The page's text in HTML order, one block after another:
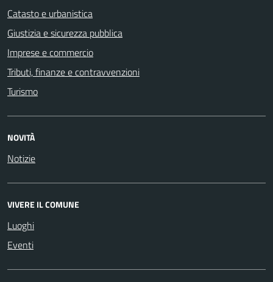
Catasto e urbanistica
Giustizia e sicurezza pubblica
Imprese e commercio
Tributi, finanze e contravvenzioni
Turismo
NOVITÀ
Notizie
VIVERE IL COMUNE
Luoghi
Eventi